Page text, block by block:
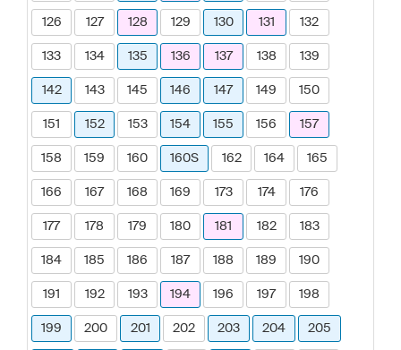
126 127 128 129 130 131 132
133 134 135 136 137 138 139
142 143 145 146 147 149 150
151 152 153 154 155 156 157
158 159 160 160S 162 164 165
166 167 168 169 173 174 176
177 178 179 180 181 182 183
184 185 186 187 188 189 190
191 192 193 194 196 197 198
199 200 201 202 203 204 205